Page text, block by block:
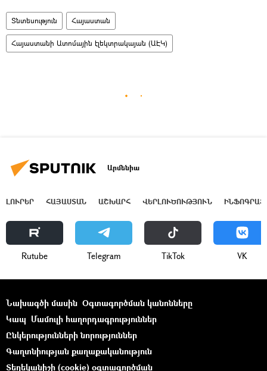
Տնտեսություն Հայաստան
Հայաստանի Ատոմային էլեկտրակայան (ԱԷԿ)
Արմենիա
ԼՈՒՐԵՐ ՀԱՅԱՍՏԱՆ ԱՇԽԱՐՀ ՎԵՐԼՈՒԾՈՒԹՅՈՒՆ
Rutube Telegram ТikТоk VK
Նախագծի մասին Օգտագործման կանոնները
Կապ Մամուլի հաղորդագրություններ
Ընկերությունների նորություններ
Գաղտնիության քաղաքականություն
Տեղեկանիշի (cookie) օգտագործման